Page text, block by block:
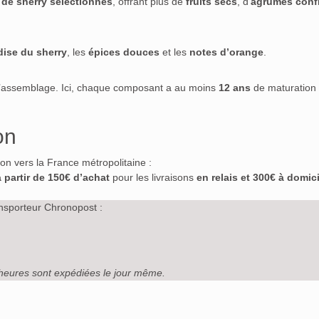
du sherry, les épices douces et les notes d’orange.
Ici, chaque composant a au moins 12 ans de maturation
vers la France métropolitaine :
de 150€ d’achat pour les livraisons en relais et 300€ à
Chronopost :
sont expédiées le jour même.